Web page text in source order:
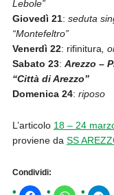
Lebole”
Giovedì 21: seduta
“Montefeltro”
Venerdì 22: rifinitura,
Sabato 23: Arezzo –
“Città di Arezzo”
Domenica 24: riposo
L’articolo 18 – 24
proviene da SS
Condividi: